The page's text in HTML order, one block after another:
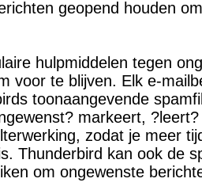
geopend houden
hulpmiddelen tegen
voor te blijven. Elk e-
toonaangevende
markeert,
zodat je meer
Thunderbird kan ook de
om ongewenste